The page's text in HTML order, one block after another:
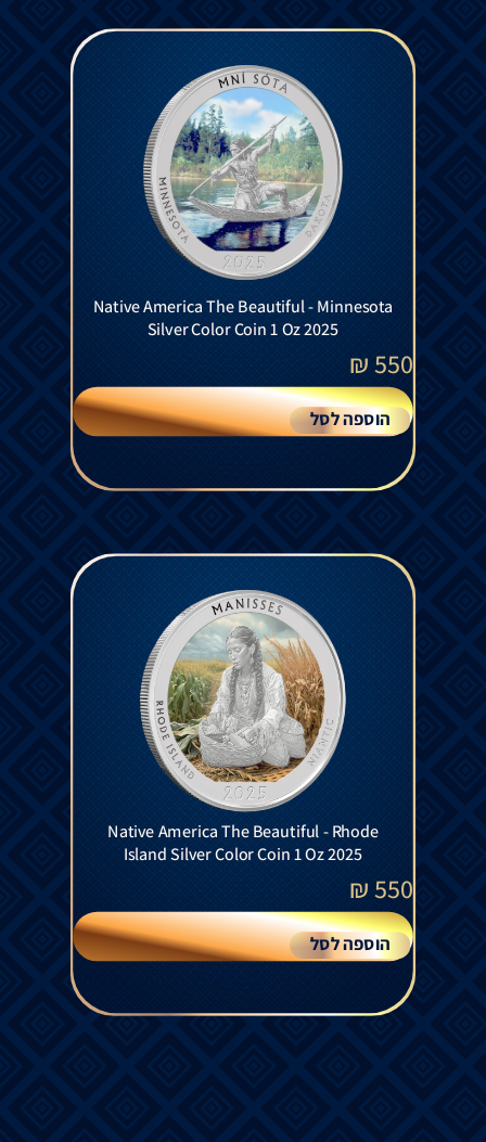
Native America The Beautiful - Minnesota
Silver Color Coin 1 Oz 2025
550
₪
הוספה לסל
Native America The Beautiful - Rhode
Island Silver Color Coin 1 Oz 2025
550
₪
הוספה לסל